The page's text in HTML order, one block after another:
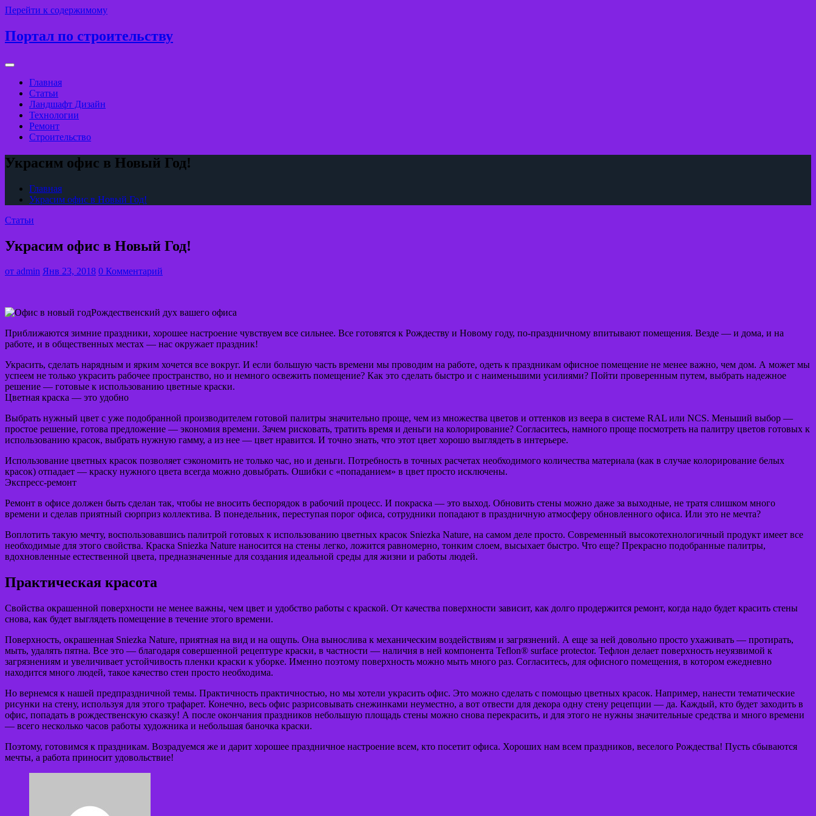
Перейти к содержимому
Портал по строительству
Главная
Статьи
Ландшафт Дизайн
Технологии
Ремонт
Строительство
Украсим офис в Новый Год!
Главная
Украсим офис в Новый Год!
Статьи
Украсим офис в Новый Год!
от admin Янв 23, 2018 0 Комментарий
Рождественский дух вашего офиса
Приближаются зимние праздники, хорошее настроение чувствуем все сильнее. Все готовятся к Рождеству и Новому году, по-праздничному впитывают помещения. Везде — и дома, и на
работе, и в общественных местах — нас окружает праздник!
Украсить, сделать нарядным и ярким хочется все вокруг. И если большую часть времени мы проводим на работе, одеть к праздникам офисное помещение не менее важно, чем дом. А может мы
успеем не только украсить рабочее пространство, но и немного освежить помещение? Как это сделать быстро и с наименьшими усилиями? Пойти проверенным путем, выбрать надежное
решение — готовые к использованию цветные краски.
Цветная краска — это удобно
Выбрать нужный цвет с уже подобранной производителем готовой палитры значительно проще, чем из множества цветов и оттенков из веера в системе RAL или NCS. Меньший выбор —
простое решение, готова предложение — экономия времени. Зачем рисковать, тратить время и деньги на колорирование? Согласитесь, намного проще посмотреть на палитру цветов готовых к
использованию красок, выбрать нужную гамму, а из нее — цвет нравится. И точно знать, что этот цвет хорошо выглядеть в интерьере.
Использование цветных красок позволяет сэкономить не только чаc, но и деньги. Потребность в точных расчетах необходимого количества материала (как в случае колорирование белых
красок) отпадает — краску нужного цвета всегда можно довыбрать. Ошибки с «попаданием» в цвет просто исключены.
Экспресс-ремонт
Ремонт в офисе должен быть сделан так, чтобы не вносить беспорядок в рабочий процесс. И покраска — это выход. Обновить стены можно даже за выходные, не тратя слишком много
времени и сделав приятный сюрприз коллектива. В понедельник, переступая порог офиса, сотрудники попадают в праздничную атмосферу обновленного офиса. Или это не мечта?
Воплотить такую ​​мечту, воспользовавшись палитрой готовых к использованию цветных красок Sniezka Nature, на самом деле просто. Современный высокотехнологичный продукт имеет все
необходимые для этого свойства. Краска Sniezka Nature наносится на стены легко, ложится равномерно, тонким слоем, высыхает быстро. Что еще? Прекрасно подобранные палитры,
вдохновленные естественной цвета, предназначенные для создания идеальной среды для жизни и работы людей.
Практическая красота
Свойства окрашенной поверхности не менее важны, чем цвет и удобство работы с краской. От качества поверхности зависит, как долго продержится ремонт, когда надо будет красить стены
снова, как будет выглядеть помещение в течение этого времени.
Поверхность, окрашенная Sniezka Nature, приятная на вид и на ощупь. Она вынослива к механическим воздействиям и загрязнений. А еще за ней довольно просто ухаживать — протирать,
мыть, удалять пятна. Все это — благодаря совершенной рецептуре краски, в частности — наличия в ней компонента Teflon® surface protector. Тефлон делает поверхность неуязвимой к
загрязнениям и увеличивает устойчивость пленки краски к уборке. Именно поэтому поверхность можно мыть много раз. Согласитесь, для офисного помещения, в котором ежедневно
находится много людей, такое качество стен просто необходима.
Но вернемся к нашей предпраздничной темы. Практичность практичностью, но мы хотели украсить офис. Это можно сделать с помощью цветных красок. Например, нанести тематические
рисунки на стену, используя для этого трафарет. Конечно, весь офис разрисовывать снежинками неуместно, а вот отвести для декора одну стену рецепции — да. Каждый, кто будет заходить в
офис, попадать в рождественскую сказку! А после окончания праздников небольшую площадь стены можно снова перекрасить, и для этого не нужны значительные средства и много времени
— всего несколько часов работы художника и небольшая баночка краски.
Поэтому, готовимся к праздникам. Возрадуемся же и дарит хорошее праздничное настроение всем, кто посетит офиса. Хороших нам всем праздников, веселого Рождества! Пусть сбываются
мечты, а работа приносит удовольствие!